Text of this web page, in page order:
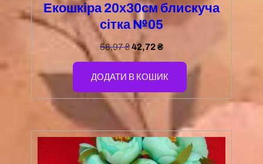
Екошкіра 20х30см блискуча
сітка №05
56,97₴42,72₴
ДОДАТИ В КОШИК